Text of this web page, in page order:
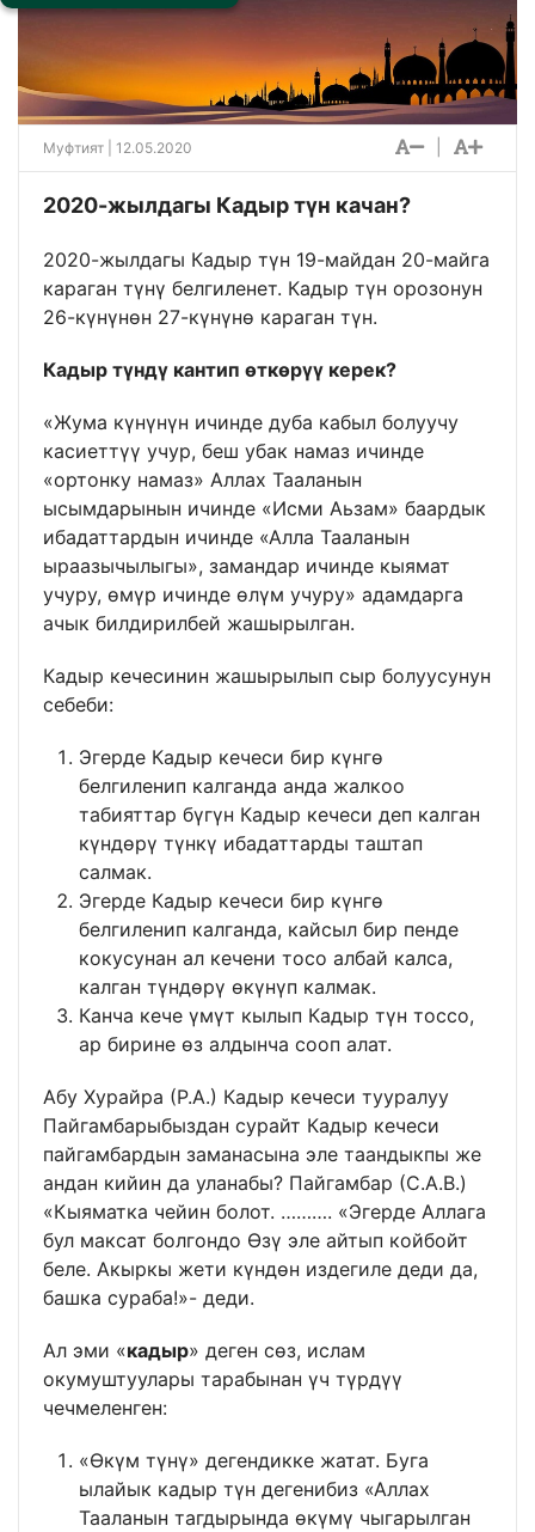
Муфтият | 12.05.2020
2020-жылдагы Кадыр түн качан?
2020-жылдагы Кадыр түн 19-майдан 20-майга
караган түнү белгиленет. Кадыр түн орозонун
26-күнүнөн 27-күнүнө караган түн.
Кадыр түндү кантип өткөрүү керек?
«Жума күнүнүн ичинде дуба кабыл болуучу
касиеттүү учур, беш убак намаз ичинде
«ортонку намаз» Аллах Тааланын
ысымдарынын ичинде «Исми Аьзам» баардык
ибадаттардын ичинде «Алла Тааланын
ыраазычылыгы», замандар ичинде кыямат
учуру, өмүр ичинде өлүм учуру» адамдарга
ачык билдирилбей жашырылган.
Кадыр кечесинин жашырылып сыр болуусунун
себеби:
Эгерде Кадыр кечеси бир күнгө
белгиленип калганда анда жалкоо
табияттар бүгүн Кадыр кечеси деп калган
күндөрү түнкү ибадаттарды таштап
салмак.
Эгерде Кадыр кечеси бир күнгө
белгиленип калганда, кайсыл бир пенде
кокусунан ал кечени тосо албай калса,
калган түндөрү өкүнүп калмак.
Канча кече үмүт кылып Кадыр түн тоссо,
ар бирине өз алдынча сооп алат.
Абу Хурайра (Р.А.) Кадыр кечеси тууралуу
Пайгамбарыбыздан сурайт Кадыр кечеси
пайгамбардын заманасына эле таандыкпы же
андан кийин да уланабы? Пайгамбар (С.А.В.)
«Кыяматка чейин болот. ………. «Эгерде Аллага
бул максат болгондо Өзү эле айтып койбойт
беле. Акыркы жети күндөн издегиле деди да,
башка сураба!»- деди.
Ал эми «кадыр» деген сөз, ислам
окумуштуулары тарабынан үч түрдүү
чечмеленген:
«Өкүм түнү» дегендикке жатат. Буга
ылайык кадыр түн дегенибиз «Аллах
Тааланын тагдырында өкүмү чыгарылган